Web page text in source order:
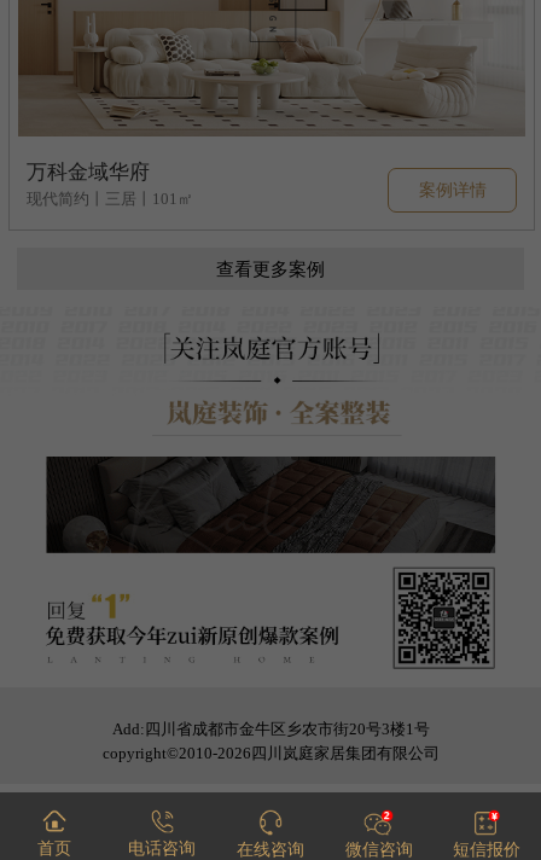
万科金域华府
现代简约丨三居丨101㎡ 案例详情
查看更多案例
Add:四川省成都市金牛区乡农市街20号3楼1号
copyright©2010-2026四川岚庭家居集团有限公司
首页 电话咨询 在线咨询 微信咨询 短信报价